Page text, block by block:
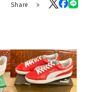
Share